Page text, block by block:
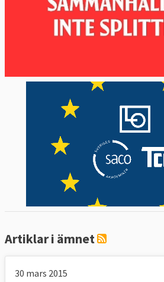
Artiklar i ämnet
30 mars 2015